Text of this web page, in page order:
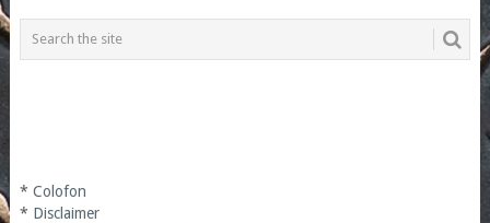
* Colofon
* Disclaimer